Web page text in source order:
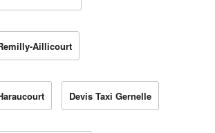
Aillicourt
Devis Taxi Gernelle